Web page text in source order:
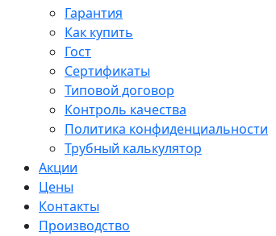
Гарантия
Как купить
Гост
Сертификаты
Типовой договор
Контроль качества
Политика конфиденциальности
Трубный калькулятор
Акции
Цены
Контакты
Производство